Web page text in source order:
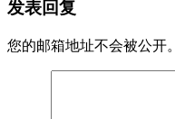
发表回复
您的邮箱地址不会被公开。